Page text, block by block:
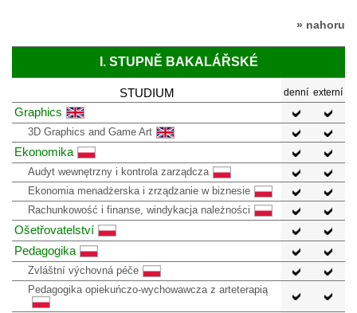
» nahoru
I. STUPNĚ BAKALÁŘSKÉ
STUDIUM denní externí
Graphics
3D Graphics and Game Art
Ekonomika
Audyt wewnętrzny i kontrola zarządcza
Ekonomia menadżerska i zrządzanie w biznesie
Rachunkowość i finanse, windykacja należności
Ošetřovatelství
Pedagogika
Zvláštní výchovná péče
Pedagogika opiekuńczo-wychowawcza z arteterapią